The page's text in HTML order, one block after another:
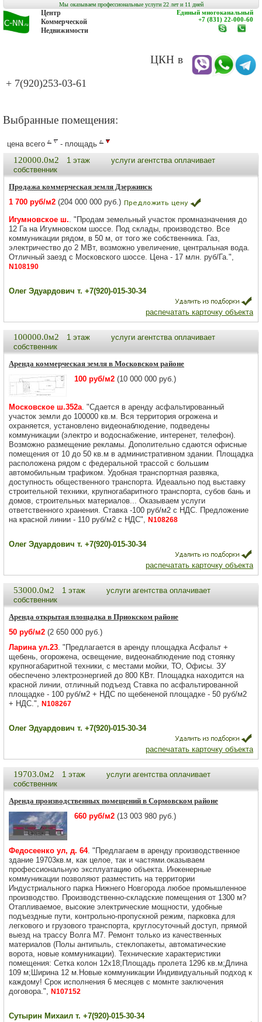
Мы оказываем профессиональные услуги 22 лет и 11 дней
Центр
Коммерческой
Недвижимости
ЦКН в
+ 7(920)253-03-61
Единый многоканальный
+7 (831) 22-000-60
www.c-
Выбранные помещения:
цена всего - площадь
120000.0м2 1 этаж
услуги агентства оплачивает
собственник
Продажа коммерческая земля Дзержинск
1 700 руб/м2 (204 000 000 руб.)
Игумновское ш.. "Продам земельный участок промназначения до
12 Га на Игумновском шоссе. Под склады, производство. Все
коммуникации рядом, в 50 м, от того же собственника. Газ,
электричество до 2 МВт, возможно увеличение, центральная вода.
Отличный заезд с Московского шоссе. Цена - 17 млн. руб/Га.",
N108190
Олег Эдуардович т. +7(920)-015-30-34
распечатать карточку объекта
100000.0м2 1 этаж
услуги агентства оплачивает
собственник
Аренда коммерческая земля в Московском районе
100 руб/м2 (10 000 000 руб.)
Московское ш.352а. "Сдается в аренду асфальтированный
участок земли до 100000 кв.м. Вся территория огрожена и
охраняется, установлено видеонаблюдение, подведены
коммуникации (электро и водоснабжение, интеренет, телефон).
Возможно размещение рекламы. Дополительно сдаются офисные
помещения от 10 до 50 кв.м в административном здании. Площадка
расположена рядом с федеральной трассой с большим
автомобильным трафиком. Удобная транспортная развяка,
доступность общественного транспорта. Идеаально под выставку
строительной техники, крупногабаритного транспорта, субов бань и
домов, строительных материалов... Оказываем услуги
ответственного хранения. Ставка -100 руб/м2 с НДС. Предложение
на красной линии - 110 руб/м2 с НДС", N108268
Олег Эдуардович т. +7(920)-015-30-34
распечатать карточку объекта
53000.0м2 1 этаж
услуги агентства оплачивает
собственник
Аренда открытая площадка в Приокском районе
50 руб/м2 (2 650 000 руб.)
Ларина ул.23. "Предлагается в аренду площадка Асфальт +
щебень, огорожена, освещение, видеонаблюдение под стоянку
крупногабаритной техники, с местами мойки, ТО, Офисы. ЗУ
обеспечено электроэнергией до 800 КВт. Площадка находится на
красной линии, отличный подъезд Ставка по асфальтированной
площадке - 100 руб/м2 + НДС по щебененой площадке - 50 руб/м2
+ НДС.", N108267
Олег Эдуардович т. +7(920)-015-30-34
распечатать карточку объекта
19703.0м2 1 этаж
услуги агентства оплачивает
собственник
Аренда производственных помещений в Сормовском районе
660 руб/м2 (13 003 980 руб.)
Федосеенко ул, д. 64. "Предлагаем в аренду производственное
здание 19703кв.м, как целое, так и частями.оказываем
профессиональную эксплуатацию объекта. Инженерные
коммуникации позволяют разместить на территории
Индустриального парка Нижнего Новгорода любое промышленное
производство. Производственно-складские помещения от 1300 м?
Отапливаемое, высокие электрические мощности, удобные
подъездные пути, контрольно-пропускной режим, парковка для
легкового и грузового транспорта, круглосуточный доступ, прямой
выезд на трассу Волга М7. Ремонт только из качественных
материалов (Полы антипыль, стеклопакеты, автоматические
ворота, новые коммуникации). Технические характеристики
помещения: Сетка колон 12х18;Площадь пролета 1296 кв.м;Длина
109 м;Ширина 12 м.Новые коммуникации Индивидуальный подход к
каждому! Срок исполнения 6 месяцев с момнте заключения
договора.", N107152
Сутырин Михаил т. +7(920)-015-30-34